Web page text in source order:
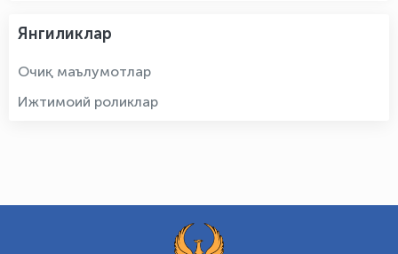
Янгиликлар
Очиқ маълумотлар
Ижтимоий роликлар